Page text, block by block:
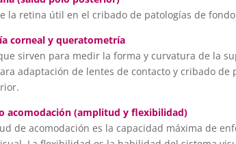
la retina útil en el cribado de patologías de
corneal y queratometría
sirven para medir la forma y curvatura de la
adaptación de lentes de contacto y cribado de
acomodación (amplitud y flexibilidad)
de acomodación es la capacidad máxima de